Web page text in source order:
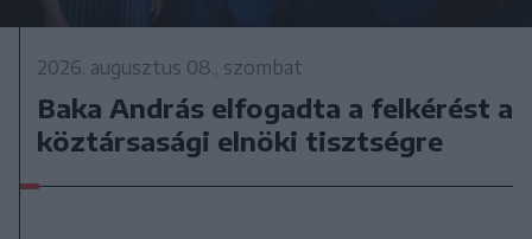
2026. augusztus 08., szombat
Baka András elfogadta a felkérést a
köztársasági elnöki tisztségre